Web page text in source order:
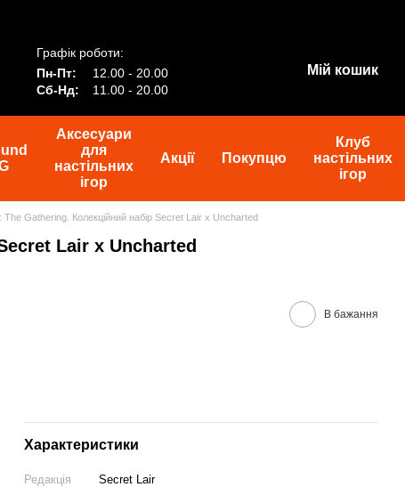
Графік роботи:
Пн-Пт:
12.00 - 20.00
Сб-Нд:
11.00 - 20.00
Мій кошик
Аксесуари
для
настільних
ігор
Акції Покупцю
Клуб
настільних
ігор
The Gathering. Колекційний набір Secret Lair x Uncharted
Lair x Uncharted
В бажання
Характеристики
Редакція
Secret Lair